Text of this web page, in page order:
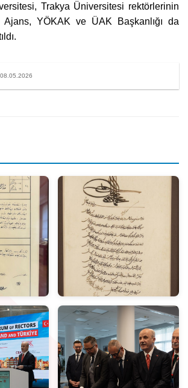
Trakya Üniversitesi rektörlerinin
Ajans, YÖKAK ve ÜAK Başkanlığı da